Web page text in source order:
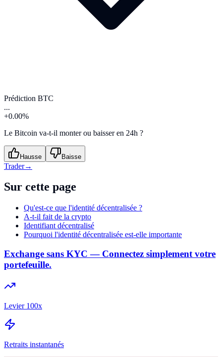
Prédiction BTC
...
+0.00%
Le Bitcoin va-t-il monter ou baisser en 24h ?
Hausse Baisse
Trader→
Sur cette page
Qu'est-ce que l'identité décentralisée ?
A-t-il fait de la crypto
Identifiant décentralisé
Pourquoi l'identité décentralisée est-elle importante
Exchange sans KYC — Connectez simplement votre
portefeuille.
Levier 100x
Retraits instantanés